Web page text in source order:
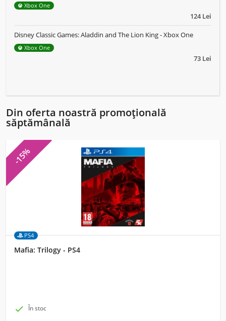
124 Lei
Xbox One
73 Lei
Disney Classic Games: Aladdin and The Lion King - Xbox One
Xbox One
Din oferta noastră promoțională
săptămânală
-15%
PS4
Mafia: Trilogy - PS4
 În stoc